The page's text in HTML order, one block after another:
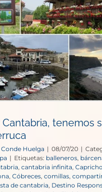
tenemos
Conde Huelga | 08/07/20 |
| Etiquetas: balleneros,
, cantabria infinita,
, Cóbreces, comillas,
de cantabria, Destino